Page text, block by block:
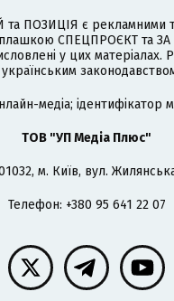
ПОЗИЦІЯ є рекламними
плашкою СПЕЦПРОЄКТ та
у цих матеріалах.
медіа; ідентифікатор
ТОВ "УП Медіа Плюс"
м. Київ, вул.
Телефон: +380 95 641 22 07